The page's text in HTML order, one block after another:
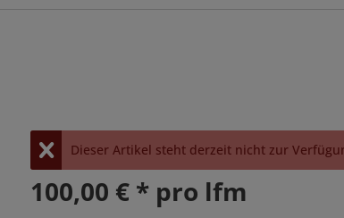
Dieser Artikel steht derzeit nicht zur
100,00 € * pro lfm